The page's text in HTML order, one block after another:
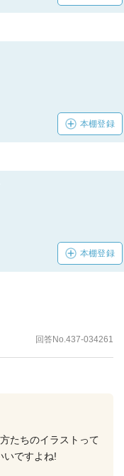
本棚登録
本棚登録
回答No.437-034261
たちのイラストって
いですよね!